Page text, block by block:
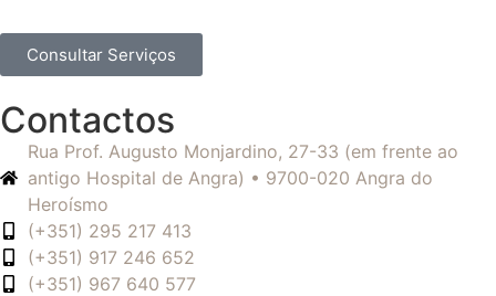
Consultar Serviços
Contactos
Rua Prof. Augusto Monjardino, 27-33 (em frente ao
antigo Hospital de Angra) • 9700-020 Angra do
Heroísmo
(+351) 295 217 413
(+351) 917 246 652
(+351) 967 640 577